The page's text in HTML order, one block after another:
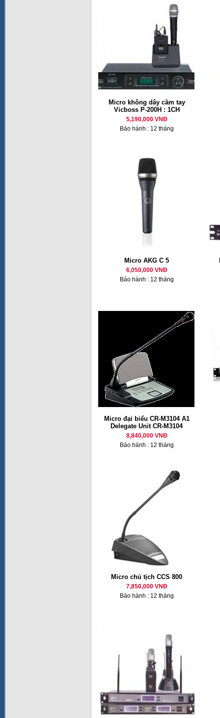
Micro không dây cầm tay
Vicboss P-200H : 1CH
5,190,000 VNĐ
Bảo hành : 12 tháng
Micro AKG C 5
6,050,000 VNĐ
Bảo hành : 12 tháng
Micro đại biểu CR-M3104 A1
Delegate Unit CR-M3104
8,840,000 VNĐ
Bảo hành : 12 tháng
Micro chủ tịch CCS 800
7,850,000 VNĐ
Bảo hành : 12 tháng